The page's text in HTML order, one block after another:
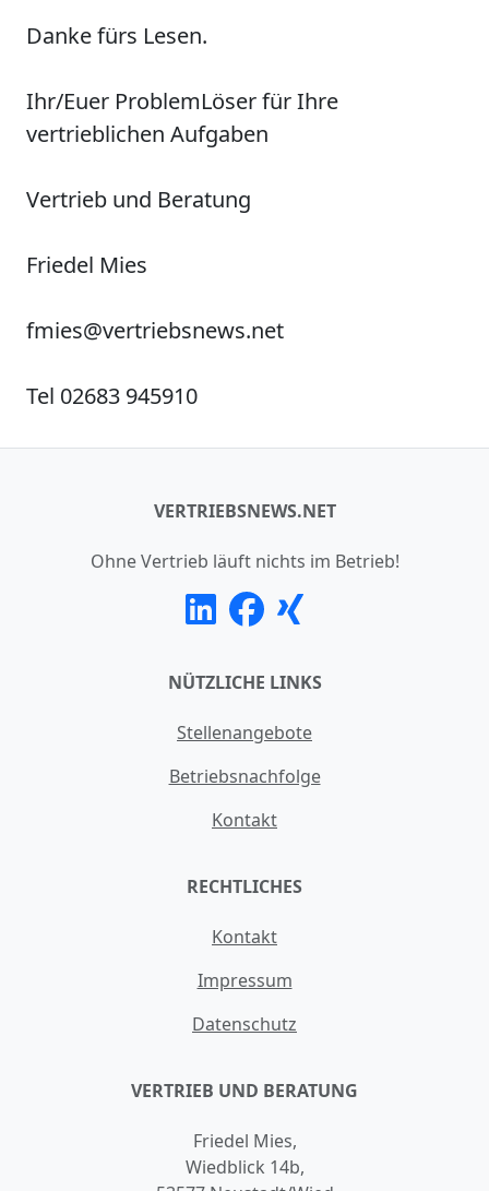
Danke fürs Lesen.
Ihr/Euer ProblemLöser für Ihre
vertrieblichen Aufgaben
Vertrieb und Beratung
Friedel Mies
fmies@vertriebsnews.net
Tel 02683 945910
VERTRIEBSNEWS.NET
Ohne Vertrieb läuft nichts im Betrieb!
NÜTZLICHE LINKS
Stellenangebote
Betriebsnachfolge
Kontakt
RECHTLICHES
Kontakt
Impressum
Datenschutz
VERTRIEB UND BERATUNG
Friedel Mies,
Wiedblick 14b,